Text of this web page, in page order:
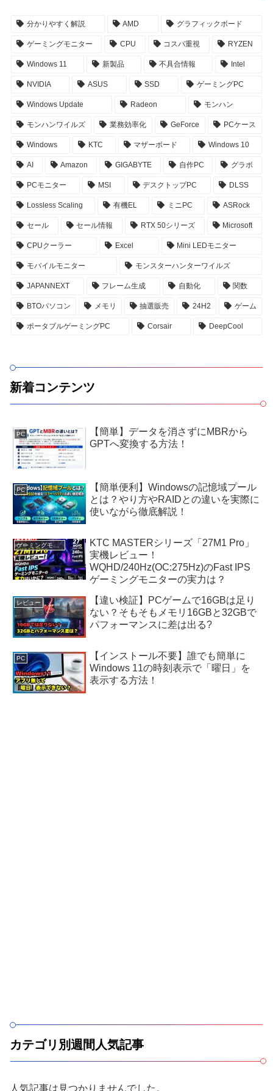
分かりやすく解説 AMD グラフィックボード
ゲーミングモニター CPU コスパ重視 RYZEN
Windows 11 新製品 不具合情報 Intel
NVIDIA ASUS SSD ゲーミングPC
Windows Update Radeon モンハン
モンハンワイルズ 業務効率化 GeForce PCケース
Windows KTC マザーボード Windows 10
AI Amazon GIGABYTE 自作PC グラボ
PCモニター MSI デスクトップPC DLSS
Lossless Scaling 有機EL ミニPC ASRock
セール セール情報 RTX 50シリーズ Microsoft
CPUクーラー Excel Mini LEDモニター
モバイルモニター モンスターハンターワイルズ
JAPANNEXT フレーム生成 自動化 関数
BTOパソコン メモリ 抽選販売 24H2 ゲーム
ポータブルゲーミングPC Corsair DeepCool
新着コンテンツ
PC
【簡単】データを消さずにMBRから
GPTへ変換する方法！
PC
【簡単便利】Windowsの記憶域プール
とは？やり方やRAIDとの違いを実際に
使いながら徹底解説！
ゲーミングモニター
KTC MASTERシリーズ「27M1 Pro」
実機レビュー！
WQHD/240Hz(OC:275Hz)のFast IPS
ゲーミングモニターの実力は？
レビュー
【違い検証】PCゲームで16GBは足り
ない？そもそもメモリ16GBと32GBで
パフォーマンスに差は出る?
PC
【インストール不要】誰でも簡単に
Windows 11の時刻表示で「曜日」を
表示する方法！
カテゴリ別週間人気記事
人気記事は見つかりませんでした。